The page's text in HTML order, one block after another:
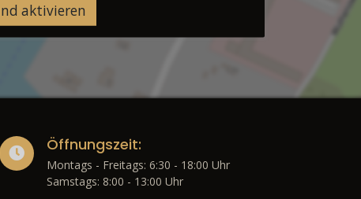
aktivieren
Öffnungszeit:
Montags - Freitags: 6:30 - 18:00 Uhr
Samstags: 8:00 - 13:00 Uhr